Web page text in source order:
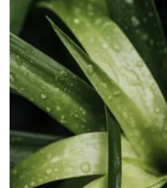
Insumos para plantio
Insumos para plantio geral
Loja de vasos em campinas
Manutenção de áreas verdes
Manutenção areas verdes sp
Manutenção de jardim
Manutenção de paisagismo